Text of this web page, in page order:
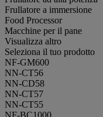
Frullatore a immersione
Food Processor
Macchine per il pane
Visualizza altro
Seleziona il tuo prodotto
NF-GM600
NN-CT56
NN-CD58
NN-CT57
NN-CT55
NF-BC1000